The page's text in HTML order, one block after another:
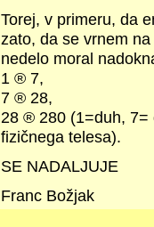
Torej, v primeru, da
zato, da se vrnem
nedelo moral
1 ® 7,
7 ® 28,
28 ® 280 (1=duh, 7=
fizičnega telesa).
SE NADALJUJE
Franc Božjak